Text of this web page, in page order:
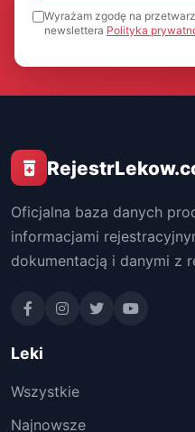
Wyrażam zgodę na
newslettera Polityka
Oficjalna baza danych
informacjami
dokumentacją i danymi z
Leki
Wszystkie
Najnowsze